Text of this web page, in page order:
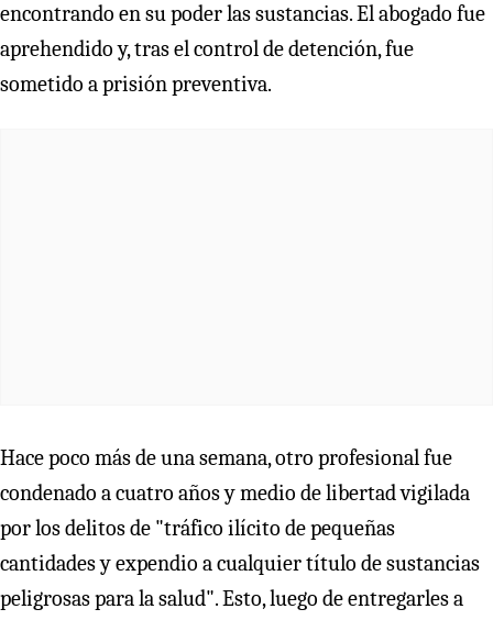
encontrando en su poder las sustancias. El abogado fue
aprehendido y, tras el control de detención, fue
sometido a prisión preventiva.
Hace poco más de una semana, otro profesional fue
condenado a cuatro años y medio de libertad vigilada
por los delitos de "tráfico ilícito de pequeñas
cantidades y expendio a cualquier título de sustancias
peligrosas para la salud". Esto, luego de entregarles a